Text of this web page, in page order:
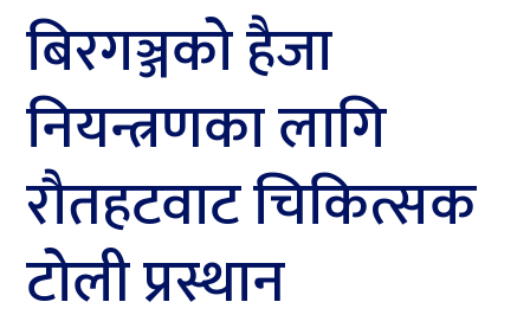
बिरगञ्जको हैजा
नियन्त्रणका लागि
रौतहटवाट चिकित्सक
टोली प्रस्थान